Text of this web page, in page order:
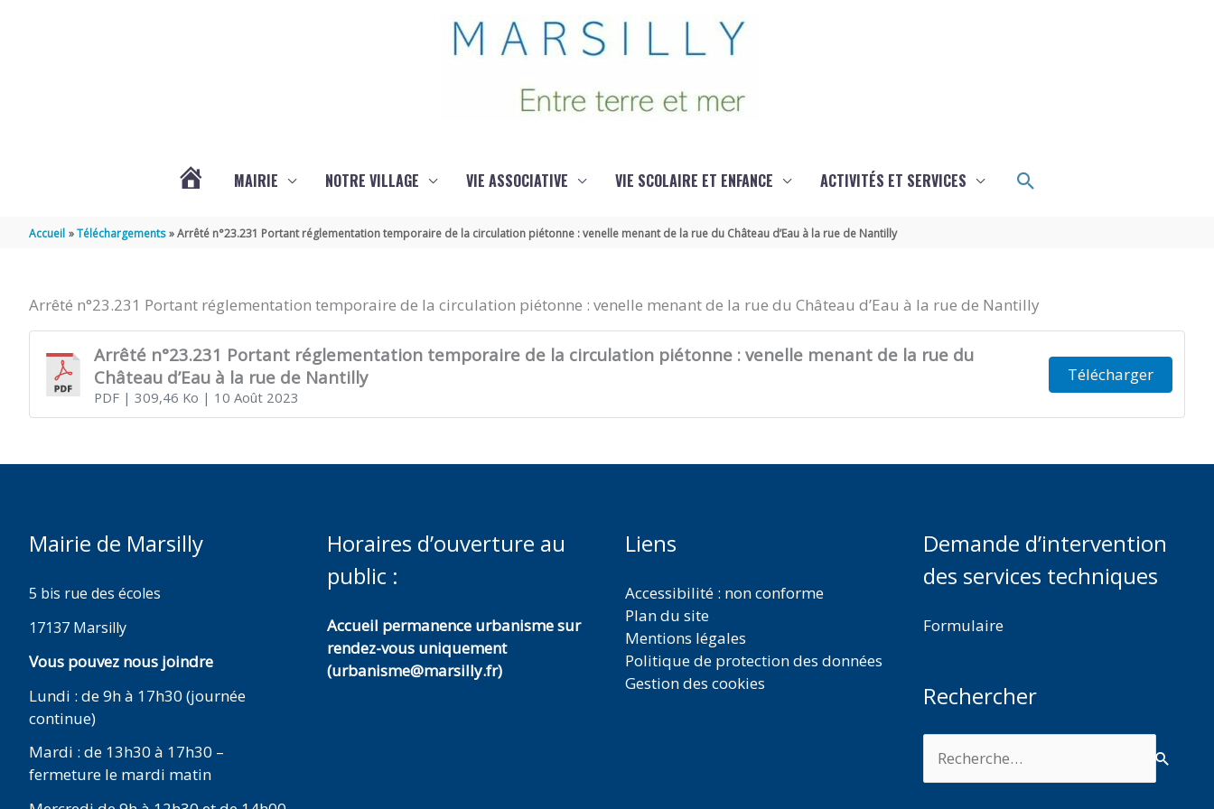
MAIRIE NOTRE VILLAGE VIE ASSOCIATIVE VIE SCOLAIRE ET ENFANCE ACTIVITÉS ET SERVICES Rechercher
Accueil Téléchargements Arrêté n°23.231 Portant réglementation temporaire de la circulation piétonne : venelle menant de la rue du Château d’Eau à la rue de Nantilly
Arrêté n°23.231 Portant réglementation temporaire de la circulation piétonne : venelle menant de la rue du Château d’Eau à la rue de Nantilly
Arrêté n°23.231 Portant réglementation temporaire de la circulation piétonne : venelle menant de la rue du
Château d’Eau à la rue de Nantilly
PDF| 309,46 Ko | 10 Août 2023
Télécharger
Mairie de Marsilly
5 bis rue des écoles
17137 Marsilly
Vous pouvez nous joindre
Lundi : de 9h à 17h30 (journée
continue)
Mardi : de 13h30 à 17h30 –
fermeture le mardi matin
Horaires d’ouverture au
public :
Accueil permanence urbanisme sur
rendez-vous uniquement
(urbanisme@marsilly.fr)
Liens
Accessibilité : non conforme
Plan du site
Mentions légales
Politique de protection des données
Gestion des cookies
Demande d’intervention
des services techniques
Formulaire
Rechercher